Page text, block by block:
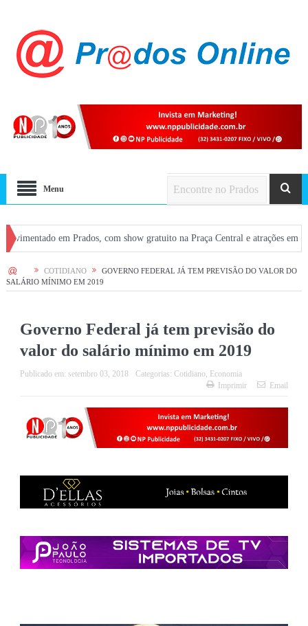
Menu
em Prados, com show gratuito na Praça Central e atrações em bares
HOME COTIDIANO
GOVERNO FEDERAL JÁ TEM PREVISÃO DO VALOR DO
SALÁRIO MÍNIMO EM 2019
Governo Federal já tem previsão do
valor do salário mínimo em 2019
Publicado em: setembro 03, 2018 Categorias: Cotidiano, Economia
Imprimir
Email